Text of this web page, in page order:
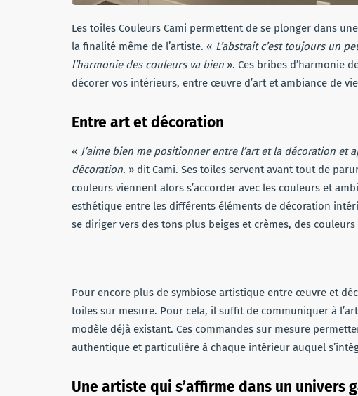
Les toiles Couleurs Cami permettent de se plonger dans
la finalité même de l’artiste. « L’abstrait c’est toujours un
l’harmonie des couleurs va bien ». Ces bribes d’harmonie
décorer vos intérieurs, entre œuvre d’art et ambiance de
Entre art et décoration
« J’aime bien me positionner entre l’art et la décoration
décoration. » dit Cami. Ses toiles servent avant tout de
couleurs viennent alors s’accorder avec les couleurs et
esthétique entre les différents éléments de décoration
se diriger vers des tons plus beiges et crèmes, des
Pour encore plus de symbiose artistique entre œuvre et
toiles sur mesure. Pour cela, il suffit de communiquer à
modèle déjà existant. Ces commandes sur mesure
authentique et particulière à chaque intérieur auquel
Une artiste qui s’affirme dans un univers